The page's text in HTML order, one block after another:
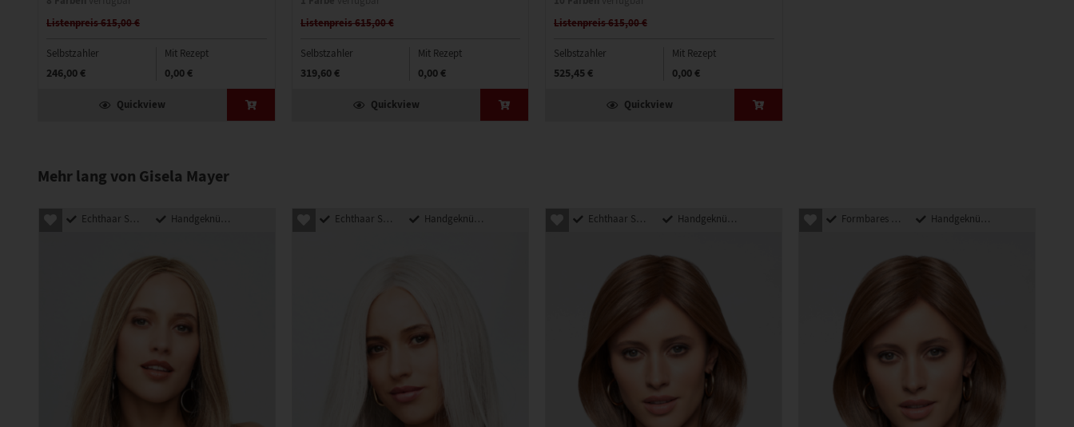
Listenpreis 615,00 €
Selbstzahler
246,00 €
Mit Rezept
0,00 €
Quickview
Listenpreis 615,00 €
Selbstzahler
319,60 €
Mit Rezept
0,00 €
Quickview
Listenpreis 615,00 €
Selbstzahler
525,45 €
Mit Rezept
0,00 €
Quickview
Mehr lang von Gisela Mayer
Echthaar Synthetik Mix Handgeknüpft Echthaar Synthetik Mix Handgeknüpft Echthaar Synthetik Mix Handgeknüpft Formbares Kunsthaar Handgeknüpft